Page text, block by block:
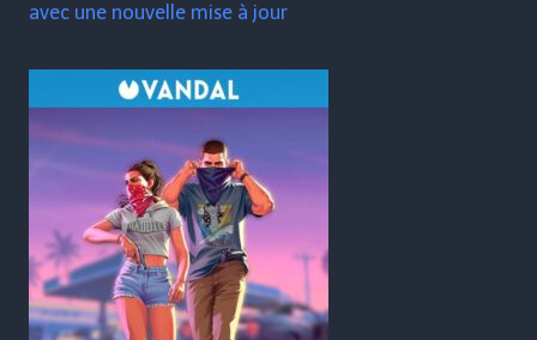
avec une nouvelle mise à jour